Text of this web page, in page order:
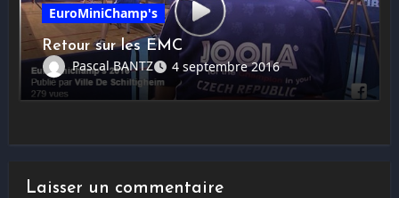
EuroMiniChamp's
Retour sur les EMC
Pascal BANTZ
4 septembre 2016
Laisser un commentaire